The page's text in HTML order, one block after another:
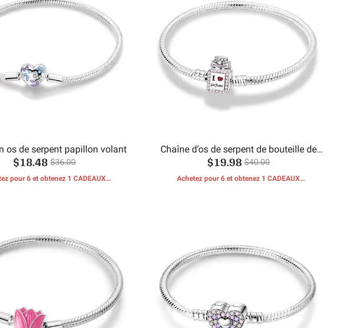
os de serpent papillon volant
$18.48 $36.00
pour 6 et obtenez 1 CADEAUX
Chaîne d’os de serpent de bouteille de
parfum
$19.98 $40.00
Achetez pour 6 et obtenez 1 CADEAUX